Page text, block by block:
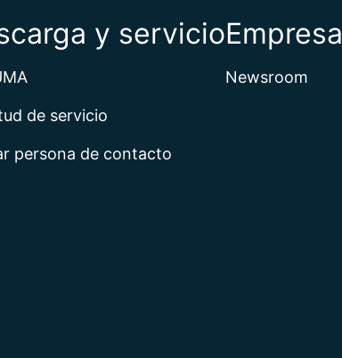
y servicio
de servicio
persona de contacto
Empresa
Newsroom